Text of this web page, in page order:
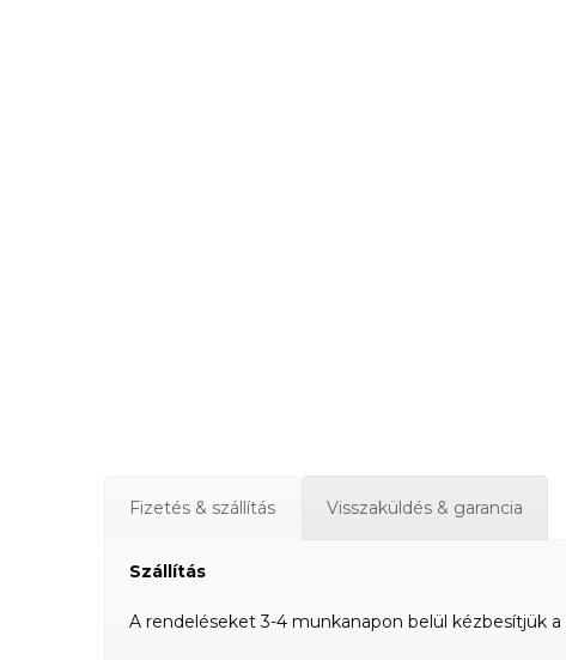
Fizetés & szállítás Visszaküldés & garancia
Szállítás
A rendeléseket 3-4 munkanapon belül kézbesítjük